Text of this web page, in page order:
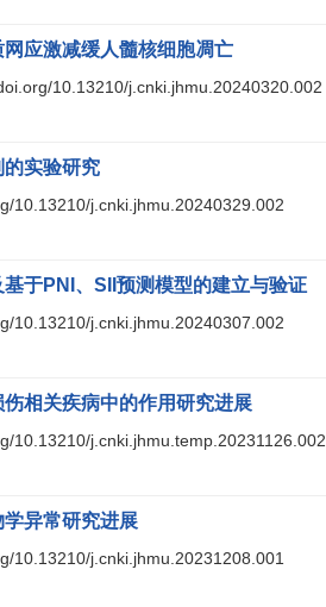
应激减缓人髓核细胞凋亡
10.13210/j.cnki.jhmu.20240320.002
实验研究
10.13210/j.cnki.jhmu.20240329.002
于PNI、SII预测模型的建立与验证
10.13210/j.cnki.jhmu.20240307.002
相关疾病中的作用研究进展
10.13210/j.cnki.jhmu.temp.20231126.002
异常研究进展
10.13210/j.cnki.jhmu.20231208.001